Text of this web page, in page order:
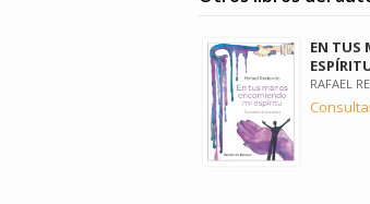
EN TUS
RAFAEL